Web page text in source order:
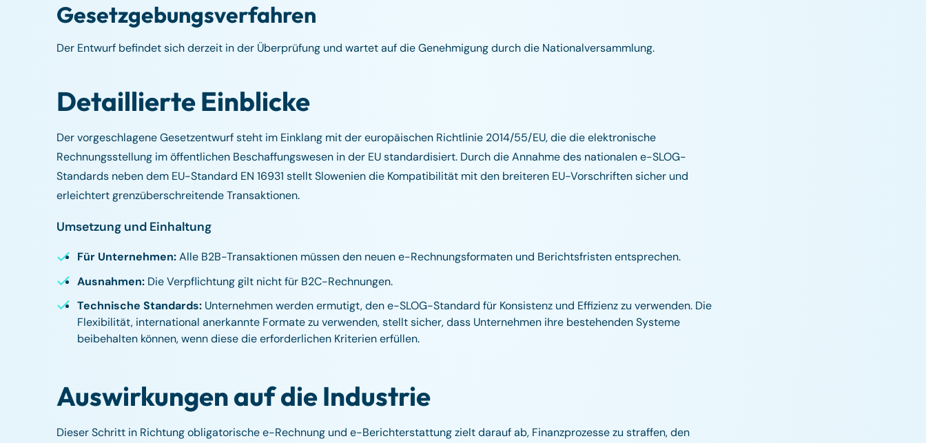
Gesetzgebungsverfahren
Der Entwurf befindet sich derzeit in der Überprüfung und wartet auf die Genehmigung durch die Nationalversammlung.
Detaillierte Einblicke
Der vorgeschlagene Gesetzentwurf steht im Einklang mit der europäischen Richtlinie 2014/55/EU, die die elektronische
Rechnungsstellung im öffentlichen Beschaffungswesen in der EU standardisiert. Durch die Annahme des nationalen e-SLOG-
Standards neben dem EU-Standard EN 16931 stellt Slowenien die Kompatibilität mit den breiteren EU-Vorschriften sicher und
erleichtert grenzüberschreitende Transaktionen.
Umsetzung und Einhaltung
Für Unternehmen:Alle B2B-Transaktionen müssen den neuen e-Rechnungsformaten und Berichtsfristen entsprechen.
Ausnahmen: Die Verpflichtung gilt nicht für B2C-Rechnungen.
Technische Standards: Unternehmen werden ermutigt, den e-SLOG-Standard für Konsistenz und Effizienz zu verwenden. Die
Flexibilität, international anerkannte Formate zu verwenden, stellt sicher, dass Unternehmen ihre bestehenden Systeme
beibehalten können, wenn diese die erforderlichen Kriterien erfüllen.
Auswirkungen auf die Industrie
Dieser Schritt in Richtung obligatorische e-Rechnung und e-Berichterstattung zielt darauf ab, Finanzprozesse zu straffen, den